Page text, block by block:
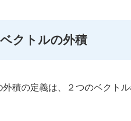
クトルの外積
外積の定義は、２つのベクトル